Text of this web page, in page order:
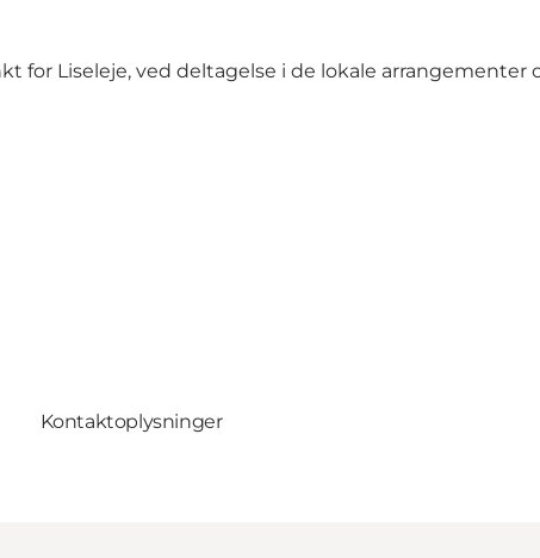
Liseleje, ved deltagelse i de lokale arrangementer
Kontaktoplysninger